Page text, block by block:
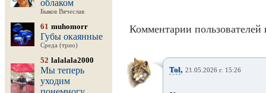
облаком
Быков Вячеслав
61 muhomorr
Губы окаянные
Среда (трио)
52 lalalala2000
Мы теперь
уходим
Комментарии пользователей
Tol, 21.05.2026 г. 15:26